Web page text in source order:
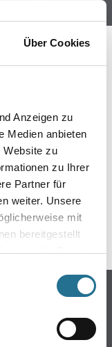
Über Cookies
Anzeigen zu
Medien anbieten
Website zu
zu Ihrer
Partner für
weiter. Unsere
mit
bereitgestellt
der Dienste
der Lösung und
beheben.
Online-Shop